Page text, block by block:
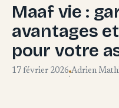
Maaf vie :
avantages
pour votre
17 février 2026
·
Adrien